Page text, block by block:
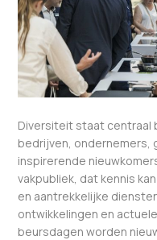
Diversiteit staat centraal
bedrijven, ondernemers,
inspirerende
vakpubliek, dat kennis
en aantrekkelijke
ontwikkelingen en
beursdagen worden